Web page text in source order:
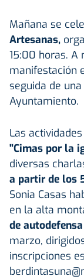
Mañana se
Artesanas,
15:00 horas. A
manifestación
seguida de
Ayuntamiento.
Las
"Cimas por la
diversas
a partir de los
Sonia Casas
en la alta
de
marzo,
inscripciones